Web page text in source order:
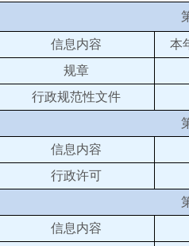
信息内容
本
规章
行政规范性文件
信息内容
行政许可
信息内容